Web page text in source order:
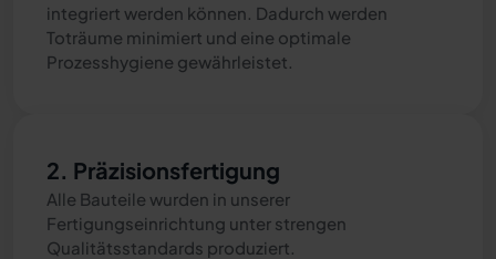
integriert werden können. Dadurch werden
Toträume minimiert und eine optimale
Prozesshygiene gewährleistet.
2. Präzisionsfertigung
Alle Bauteile wurden in unserer
Fertigungseinrichtung unter strengen
Qualitätsstandards produziert.